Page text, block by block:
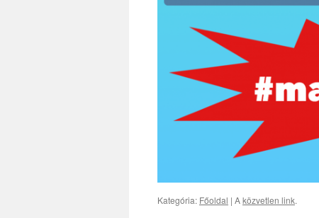
Kategória: Főoldal | Aközvetlen link.